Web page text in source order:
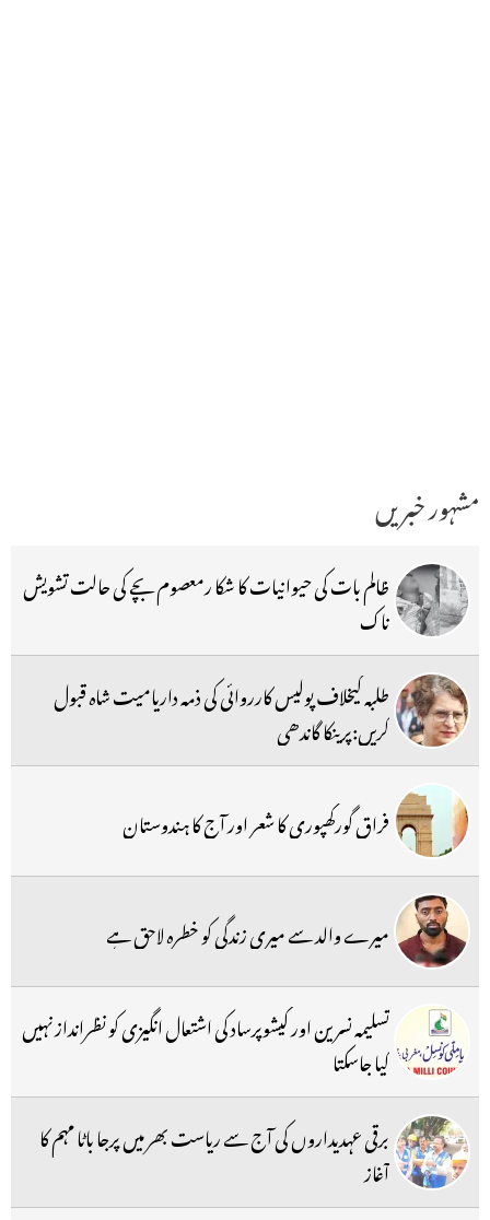
مشہور خبریں
ظالم بات کی حیوانیات کا شکا رمعصوم بچے کی حالت تشویش
ناک
طلبہ کیخلاف پولیس کارروائی کی ذمہ داریامیت شاہ قبول
کریں:پرینکا گاندھی
فراق گورکھپوری کا شعر اور آج کا ہندوستان
میرے والد سے میری زندگی کو خطرہ لاحق ہے
تسلیمہ نسرین اور کیشوپرساد کی اشتعال انگیزی کو نظرانداز نہیں
کیا جاسکتا
برقی عہدیداروں کی آج سے ریاست بھر میں پرجا باٹا مہم کا
آغاز